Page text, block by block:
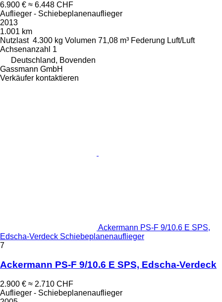
6.900 € ≈ 6.448 CHF
Auflieger - Schiebeplanenauflieger
2013
1.001 km
Nutzlast 4.300 kg Volumen 71,08 m³ Federung Luft/Luft
Achsenanzahl 1
Deutschland, Bovenden
Gassmann GmbH
Verkäufer kontaktieren
Ackermann PS-F 9/10.6 E SPS,
Edscha-Verdeck Schiebeplanenauflieger
7
Ackermann PS-F 9/10.6 E SPS, Edscha-Verdeck
2.900 € ≈ 2.710 CHF
Auflieger - Schiebeplanenauflieger